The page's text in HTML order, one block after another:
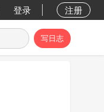
登录 注册
写日志